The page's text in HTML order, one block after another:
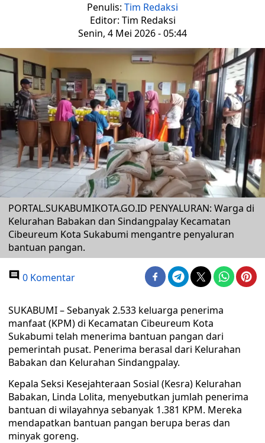
Penulis: Tim Redaksi
Editor: Tim Redaksi
Senin, 4 Mei 2026 - 05:44
PORTAL.SUKABUMIKOTA.GO.ID PENYALURAN: Warga di
Kelurahan Babakan dan Sindangpalay Kecamatan
Cibeureum Kota Sukabumi mengantre penyaluran
bantuan pangan.
0 Komentar
SUKABUMI – Sebanyak 2.533 keluarga penerima
manfaat (KPM) di Kecamatan Cibeureum Kota
Sukabumi telah menerima bantuan pangan dari
pemerintah pusat. Penerima berasal dari Kelurahan
Babakan dan Kelurahan Sindangpalay.
Kepala Seksi Kesejahteraan Sosial (Kesra) Kelurahan
Babakan, Linda Lolita, menyebutkan jumlah penerima
bantuan di wilayahnya sebanyak 1.381 KPM. Mereka
mendapatkan bantuan pangan berupa beras dan
minyak goreng.